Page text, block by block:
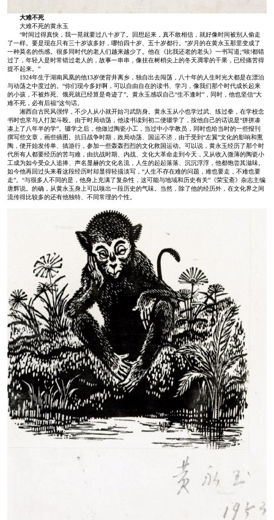
大难不死
大难不死的黄永玉
“时间过得真快，我一晃就要过八十岁了。回想起来，真不敢相信，就好像时间被别人偷走
了一样。要是现在只有三十岁该多好，哪怕四十岁、五十岁都行。”岁月的在黄永玉那里变成了
一种莫名的伤感。很多同时代的老人们越来越少了。他在《比我还老的老头》一书写道;“唉!都错
过了，年轻人是时常错过老人的，故事一串串，像挂在树梢尖上的冬天凋零的干果，已经痛苦得
提不起来。”
1924年生于湖南凤凰的他13岁便背井离乡，独自出去闯荡，八十年的人生时光大都是在漂泊
与动荡之中度过的。“你们现今多好啊，可以自由自在的读书、学习，像我们那个时代成长起来
的小孩，不被炸死、饿死就已经算是奇迹了”。黄永玉感叹自己“生不逢时”，同时，他也坚信“大
难不死，必有后福”这句话。
湘西自古民风强悍，不少人从小就开始习武防身。黄永玉从小也学过武、练过拳，在学校念
书时也常与人打架斗殴。由于时局动荡，他读书读到初二便辍学了，按他自己的话说是“拼拼凑
凑上了八年半的学”。辍学之后，他做过陶瓷小工，当过中小学教员，同时也给当时的一些报刊
撰写些文章，画些插图。抗日战争时期，政局动荡、国运不济，由于受到“左翼”文化的影响和熏
陶，便开始发传单、搞游行，参加一些轰轰烈烈的文化救国运动。可以说，黄永玉经历了那个时
代所有人都要经历的苦与难，由抗战时期、内战、文化大革命走到今天，又从收入微薄的陶瓷小
工成为如今受众人追捧、声名显赫的文化名流，人生的起起落落、沉沉浮浮，他都饱尝其滋味。
如今他再回过头来看这段经历时却显得轻描淡写，“人生不存在难的问题，难也要走，不难也要
走”。“与很多人不同的是，他身上充满了复杂性，这可能与地域和历史有关”《荣宝斋》杂志主编
唐辉说。的确，从黄永玉身上可以嗅出一段历史的气味。当然，除了他的经历外，在文化界之间
流传得比较多的还有他独特、不同常理的个性。